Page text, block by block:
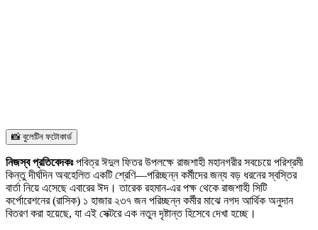
📸 বুলেটিন ফটোকার্ড
নিজস্ব প্রতিবেদকঃপবিত্র ঈদুল ফিতর উপলক্ষে রাজশাহী মহানগরীর সবচেয়ে পরিশ্রমী
কিন্তু দীর্ঘদিন অবহেলিত একটি শ্রেণি—পরিচ্ছন্ন কর্মীদের জন্য বড় ধরনের স্বস্তির
বার্তা নিয়ে এসেছে এবারের ঈদ। তারেক রহমান-এর পক্ষ থেকে রাজশাহী সিটি
কর্পোরেশনের (রাসিক) ১ হাজার ২৩৭ জন পরিচ্ছন্ন কর্মীর মাঝে নগদ আর্থিক অনুদান
বিতরণ করা হয়েছে, যা এই সেক্টরে এক নতুন দৃষ্টান্ত হিসেবে দেখা হচ্ছে।